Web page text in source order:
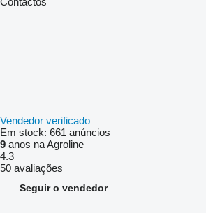
Vendedor verificado
Em stock: 661 anúncios
9 anos na Agroline
4.3
50 avaliações
Seguir o vendedor